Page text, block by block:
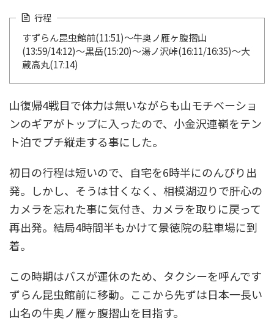
行程
すずらん昆虫館前(11:51)～牛奥ノ雁ヶ腹摺山
(13:59/14:12)～黒岳(15:20)～湯ノ沢峠(16:11/16:35)～大
蔵高丸(17:14)
山復帰4戦目で体力は無いながらも山モチベーショ
ンのギアがトップに入ったので、小金沢連嶺をテン
ト泊でプチ縦走する事にした。
初日の行程は短いので、自宅を6時半にのんびり出
発。しかし、そうは甘くなく、相模湖辺りで肝心の
カメラを忘れた事に気付き、カメラを取りに戻って
再出発。結局4時間半もかけて景徳院の駐車場に到
着。
この時期はバスが運休のため、タクシーを呼んです
ずらん昆虫館前に移動。ここから先ずは日本一長い
山名の牛奥ノ雁ヶ腹摺山を目指す。